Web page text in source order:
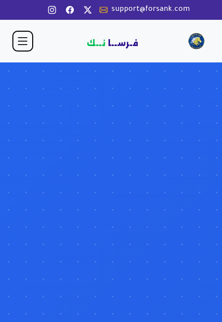
support@forsank.com
فـرســا نــك